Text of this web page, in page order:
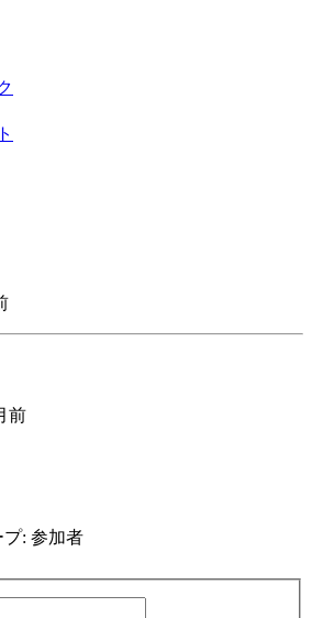
前
: 参加者